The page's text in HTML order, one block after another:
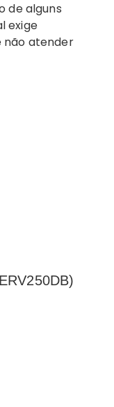
de alguns
exige
não atender